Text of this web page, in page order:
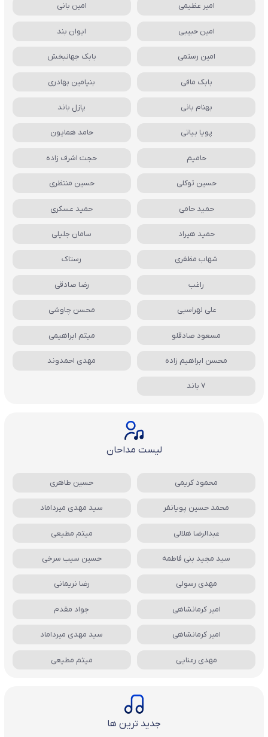
امیر عظیمی امین بانی
امین حبیبی ایوان بند
امین رستمی بابک جهانبخش
بابک مافی بنیامین بهادری
بهنام بانی پازل باند
پویا بیاتی حامد همایون
حامیم حجت اشرف زاده
حسین توکلی حسین منتظری
حمید حامی حمید عسکری
حمید هیراد سامان جلیلی
شهاب مظفری رستاک
راغب رضا صادقی
علی لهراسبی محسن چاوشی
مسعود صادقلو میثم ابراهیمی
محسن ابراهیم زاده مهدی احمدوند
7 باند
لیست مداحان
محمود کریمی حسین طاهری
محمد حسین پویانفر سید مهدی میرداماد
عبدالرضا هلالی میثم مطیعی
سید مجید بنی فاطمه حسین سیب سرخی
مهدی رسولی رضا نریمانی
امیر کرمانشاهی جواد مقدم
امیر کرمانشاهی سید مهدی میرداماد
مهدی رعنایی میثم مطیعی
جدید ترین ها